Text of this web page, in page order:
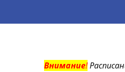
Внимание!